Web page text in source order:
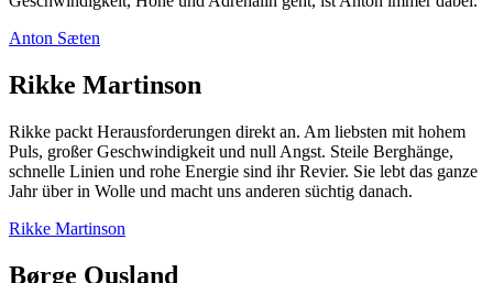
Anton Sæten
Rikke Martinson
Rikke packt Herausforderungen direkt an. Am liebsten mit hohem
Puls, großer Geschwindigkeit und null Angst. Steile Berghänge,
schnelle Linien und rohe Energie sind ihr Revier. Sie lebt das ganze
Jahr über in Wolle und macht uns anderen süchtig danach.
Rikke Martinson
Børge Ousland